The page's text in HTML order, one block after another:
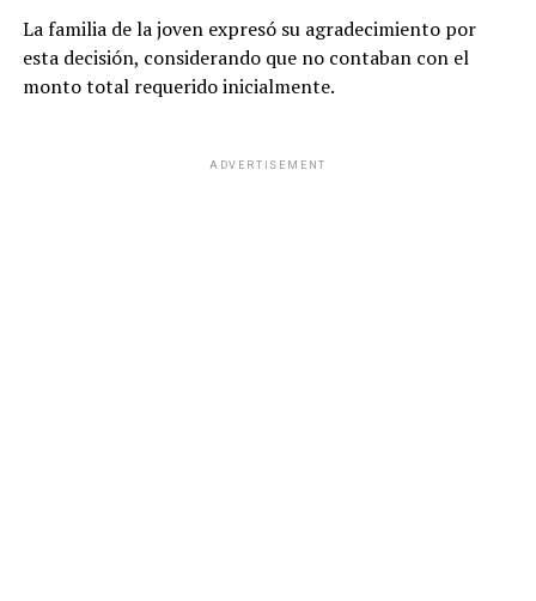
La familia de la joven expresó su agradecimiento por
esta decisión, considerando que no contaban con el
monto total requerido inicialmente.
ADVERTISEMENT